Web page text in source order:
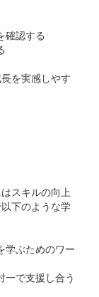
確認する
を実感しやす
スキルの向上
下のような学
学ぶためのワー
一で支援し合う